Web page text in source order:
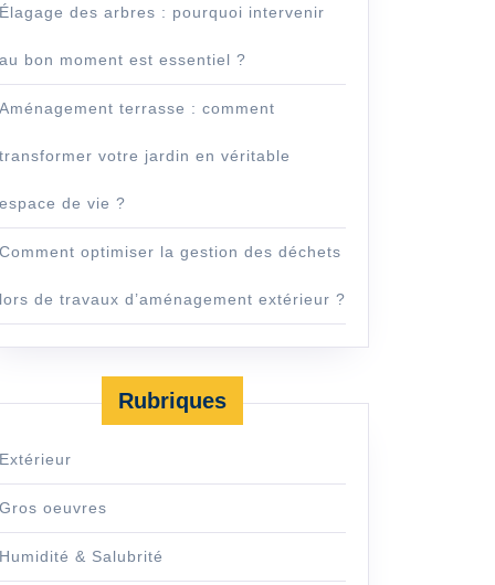
Élagage des arbres : pourquoi intervenir
au bon moment est essentiel ?
Aménagement terrasse : comment
transformer votre jardin en véritable
espace de vie ?
Comment optimiser la gestion des déchets
lors de travaux d’aménagement extérieur ?
Rubriques
Extérieur
Gros oeuvres
Humidité & Salubrité